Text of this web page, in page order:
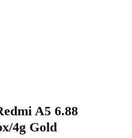
A5 6.88
4g Gold